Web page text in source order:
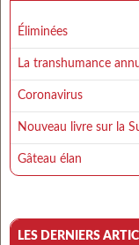
Éliminées
La transhumance
Coronavirus
Nouveau livre sur la
Gâteau élan
LES DERNIERS